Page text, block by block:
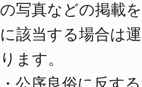
の写真などの掲載
に該当する場合は
ります。
・公序良俗に反す